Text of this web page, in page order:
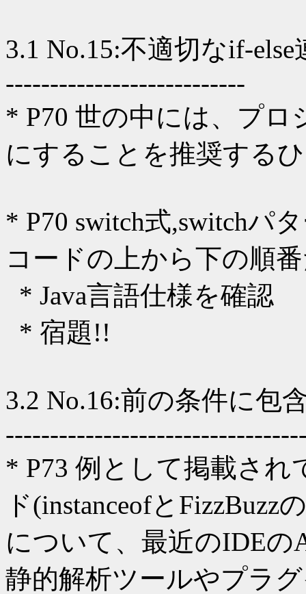
3.1 No.15:不適切なif-else
---------------------------
* P70 世の中には、プロ
にすることを推奨する
* P70 switch式,switchパ
コードの上から下の順
* Java言語仕様を確認
* 宿題!!
3.2 No.16:前の条件に包
* P73 例として掲載さ
ド(instanceofと
について、最近のIDE
静的解析ツールやプラ